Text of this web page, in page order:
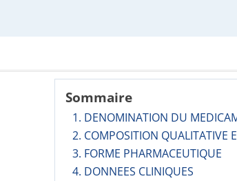
Sommaire
1. DENOMINATION DU
2. COMPOSITION QUALITATIVE
3. FORME PHARMACEUTIQUE
4. DONNEES CLINIQUES